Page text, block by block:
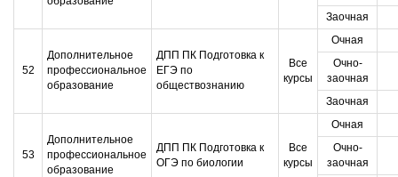
Заочная
52
Дополнительное
профессиональное
образование
ДПП ПК Подготовка к
ЕГЭ по
обществознанию
Все
курсы
Очная
Очно-
заочная
Заочная
53
Дополнительное
профессиональное
образование
ДПП ПК Подготовка к
ОГЭ по биологии
Все
курсы
Очная
Очно-
заочная